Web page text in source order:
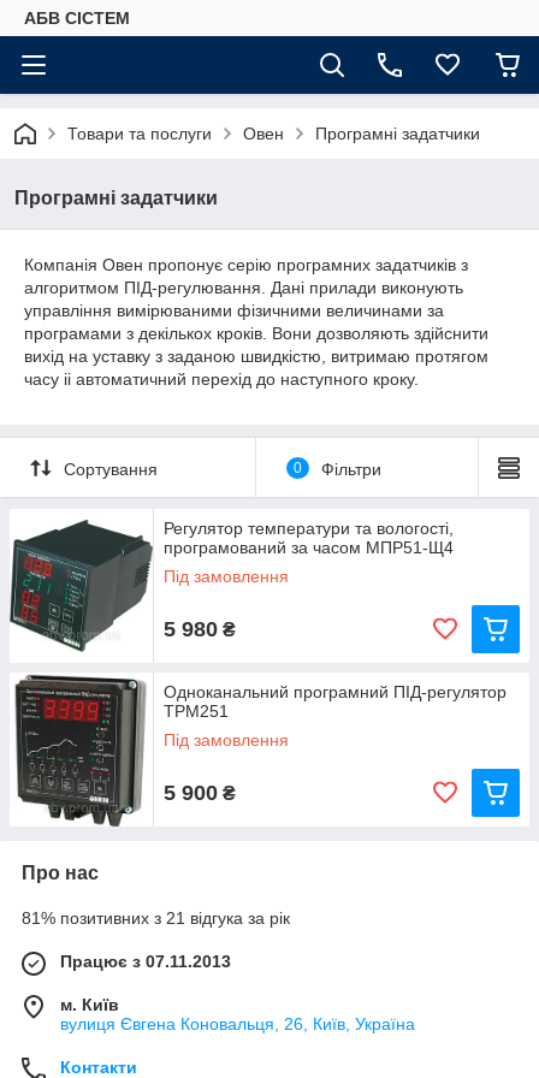
АБВ СІСТЕМ
Товари та послуги Овен Програмні задатчики
Програмні задатчики
Компанія Овен пропонує серію програмних задатчиків з
алгоритмом ПІД-регулювання. Дані прилади виконують
управління вимірюваними фізичними величинами за
програмами з декількох кроків. Вони дозволяють здійснити
вихід на уставку з заданою швидкістю, витримаю протягом
часу іі автоматичний перехід до наступного кроку.
Сортування 0 Фільтри
Регулятор температури та вологості,
програмований за часом МПР51-Щ4
Під замовлення
5 980 ₴
Одноканальний програмний ПІД-регулятор
ТРМ251
Під замовлення
5 900 ₴
Про нас
81% позитивних з 21 відгука за рік
Працює з 07.11.2013
м. Київ
вулиця Євгена Коновальця, 26, Київ, Україна
Контакти